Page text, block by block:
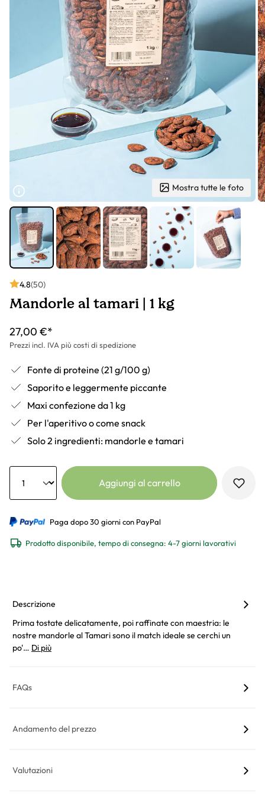
Mostra tutte le foto
4.8(50)
Mandorle al tamari | 1 kg
27,00 €*
Prezzi incl. IVA più costi di spedizione
Fonte di proteine (21 g/100 g)
Saporito e leggermente piccante
Maxi confezione da 1 kg
Per l'aperitivo o come snack
Solo 2 ingredienti: mandorle e tamari
Anzahl
Aggiungi al carrello
Paga dopo 30 giorni con PayPal
Prodotto disponibile, tempo di consegna: 4-7 giorni lavorativi
Descrizione
Prima tostate delicatamente, poi raffinate con maestria: le
nostre mandorle al Tamari sono il match ideale se cerchi un
po'… Di più
FAQs
Andamento del prezzo
Valutazioni